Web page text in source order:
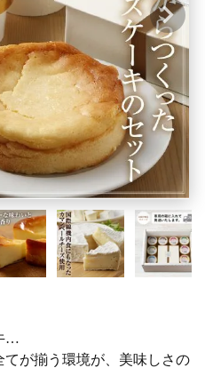
…
てが揃う環境が、美味しさの